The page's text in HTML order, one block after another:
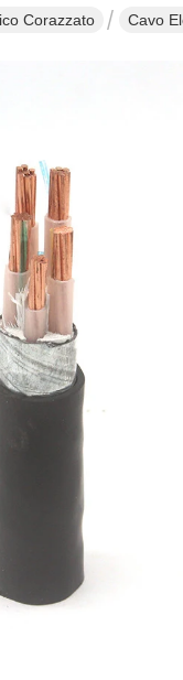
Corazzato Cavo